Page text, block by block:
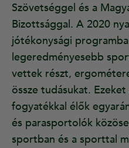
Szövetséggel és a
Bizottsággal. A 2020
jótékonysági
legeredményesebb
vettek részt,
össze tudásukat.
fogyatékkal élők
és parasportolók
sportban és a sporttal